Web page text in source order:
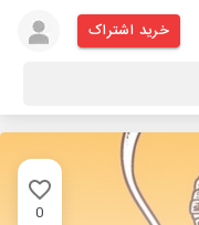
خرید اشتراک
0